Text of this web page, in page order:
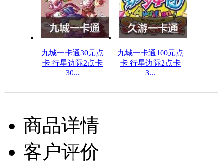
九城一卡通30元点
卡 行星边际2点卡
30...
九城一卡通100元点
卡 行星边际2点卡
3...
商品详情
客户评价